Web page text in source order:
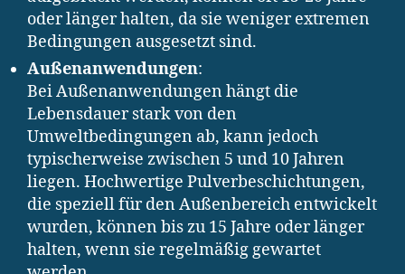
oder länger halten, da sie weniger extremen
Bedingungen ausgesetzt sind.
Außenanwendungen:
Bei Außenanwendungen hängt die
Lebensdauer stark von den
Umweltbedingungen ab, kann jedoch
typischerweise zwischen 5 und 10 Jahren
liegen. Hochwertige Pulverbeschichtungen,
die speziell für den Außenbereich entwickelt
wurden, können bis zu 15 Jahre oder länger
halten, wenn sie regelmäßig gewartet